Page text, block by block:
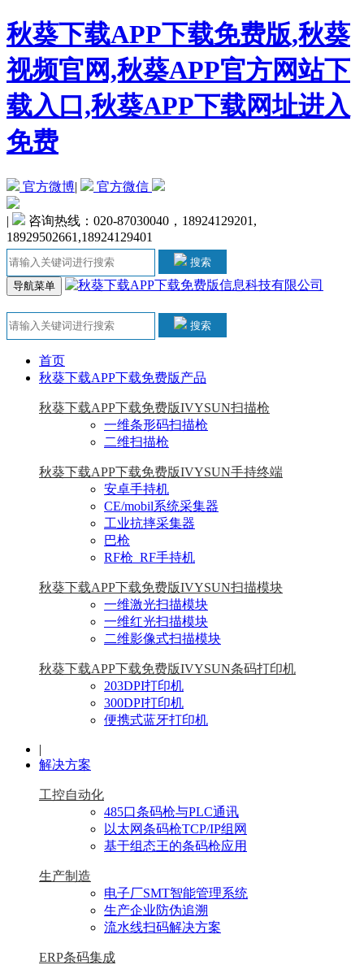
秋葵下载APP下载免费版,秋葵
视频官网,秋葵APP官方网站下
载入口,秋葵APP下载网址进入
免费
官方微博| 官方微信
|
咨询热线：020-87030040，18924129201,
18929502661,18924129401
搜索
导航菜单
搜索
首页
秋葵下载APP下载免费版产品
秋葵下载APP下载免费版IVYSUN扫描枪
一维条形码扫描枪
二维扫描枪
秋葵下载APP下载免费版IVYSUN手持终端
安卓手持机
CE/mobil系统采集器
工业抗摔采集器
巴枪
RF枪_RF手持机
秋葵下载APP下载免费版IVYSUN扫描模块
一维激光扫描模块
一维红光扫描模块
二维影像式扫描模块
秋葵下载APP下载免费版IVYSUN条码打印机
203DPI打印机
300DPI打印机
便携式蓝牙打印机
|
解决方案
工控自动化
485口条码枪与PLC通讯
以太网条码枪TCP/IP组网
基于组态王的条码枪应用
生产制造
电子厂SMT智能管理系统
生产企业防伪追溯
流水线扫码解决方案
ERP条码集成